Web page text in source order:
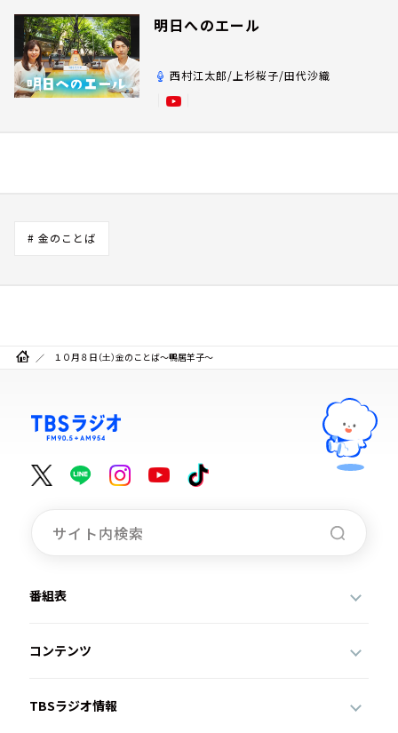
明日へのエール
西村江太郎/上杉桜子/田代沙織
# 金のことば
１０月８日（土）金のことば～鴨居羊子～
番組表
コンテンツ
TBSラジオ情報